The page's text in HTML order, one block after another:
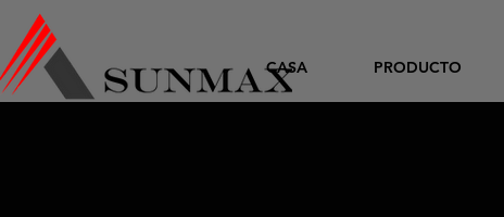
CASA PRODUCTO